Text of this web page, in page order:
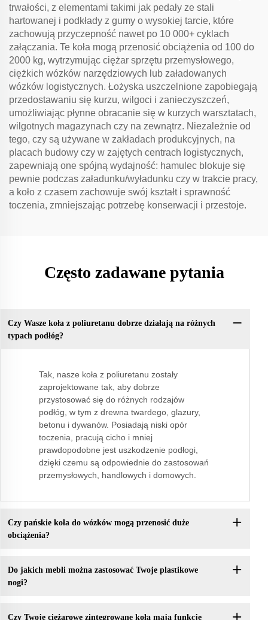
trwałości, z elementami takimi jak pedały ze stali
hartowanej i podkłady z gumy o wysokiej tarcie, które
zachowują przyczepność nawet po 10 000+ cyklach
załączania. Te koła mogą przenosić obciążenia od 100 do
2000 kg, wytrzymując ciężar sprzętu przemysłowego,
ciężkich wózków narzędziowych lub załadowanych
wózków logistycznych. Łożyska uszczelnione zapobiegają
przedostawaniu się kurzu, wilgoci i zanieczyszczeń,
umożliwiając płynne obracanie się w kurzych warsztatach,
wilgotnych magazynach czy na zewnątrz. Niezależnie od
tego, czy są używane w zakładach produkcyjnych, na
placach budowy czy w zajętych centrach logistycznych,
zapewniają one spójną wydajność: hamulec blokuje się
pewnie podczas załadunku/wyładunku czy w trakcie pracy,
a koło z czasem zachowuje swój kształt i sprawność
toczenia, zmniejszając potrzebę konserwacji i przestoje.
Często zadawane pytania
Czy Wasze koła z poliuretanu dobrze działają na różnych
typach podłóg?
Tak, nasze koła z poliuretanu zostały
zaprojektowane tak, aby dobrze
przystosować się do różnych rodzajów
podłóg, w tym z drewna twardego, glazury,
betonu i dywanów. Posiadają niski opór
toczenia, pracują cicho i mniej
prawdopodobne jest uszkodzenie podłogi,
dzięki czemu są odpowiednie do zastosowań
przemysłowych, handlowych i domowych.
Czy pańskie koła do wózków mogą przenosić duże
obciążenia?
Do jakich mebli można zastosować Twoje plastikowe
nogi?
Czy Twoje ciężarowe zintegrowane koła mają funkcję